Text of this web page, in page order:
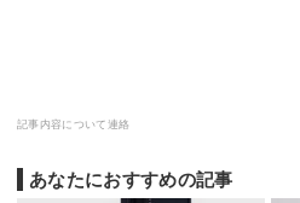
記事内容について連絡
あなたにおすすめの記事